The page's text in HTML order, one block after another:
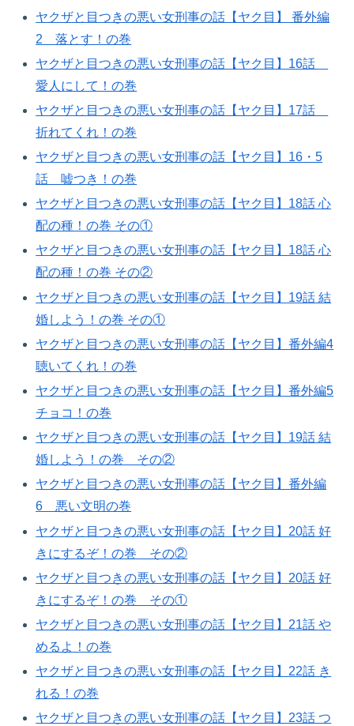
ヤクザと目つきの悪い女刑事の話【ヤク目】 番外編
2 落とす！の巻​
ヤクザと目つきの悪い女刑事の話【ヤク目】16話
愛人にして！の巻​
ヤクザと目つきの悪い女刑事の話【ヤク目】17話
折れてくれ！の巻​
ヤクザと目つきの悪い女刑事の話【ヤク目】16・5
話 嘘つき！の巻​
ヤクザと目つきの悪い女刑事の話【ヤク目】18話 心
配の種！の巻​ その①
ヤクザと目つきの悪い女刑事の話【ヤク目】18話 心
配の種！の巻​ その②
ヤクザと目つきの悪い女刑事の話【ヤク目】19話 結
婚しよう！の巻​ その①
ヤクザと目つきの悪い女刑事の話【ヤク目】番外編4
聴いてくれ！の巻​
ヤクザと目つきの悪い女刑事の話【ヤク目】番外編5
チョコ！の巻​
ヤクザと目つきの悪い女刑事の話【ヤク目】19話 結
婚しよう！の巻​ その②
ヤクザと目つきの悪い女刑事の話【ヤク目】番外編
6 悪い文明の巻
ヤクザと目つきの悪い女刑事の話【ヤク目】20話 好
きにするぞ！の巻​ その②
ヤクザと目つきの悪い女刑事の話【ヤク目】20話 好
きにするぞ！の巻​ その①
ヤクザと目つきの悪い女刑事の話【ヤク目】21話 や
めるよ！の巻​
ヤクザと目つきの悪い女刑事の話【ヤク目】22話 き
れる！の巻​
ヤクザと目つきの悪い女刑事の話【ヤク目】23話 つ